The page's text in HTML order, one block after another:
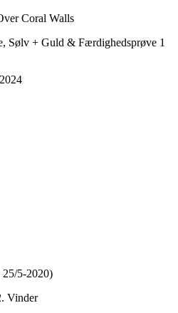
Coral Walls
Sølv + Guld & Færdighedsprøve 1
5-2020)
Vinder